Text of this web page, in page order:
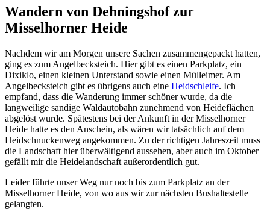
Wandern von Dehningshof zur
Misselhorner Heide
Nachdem wir am Morgen unsere Sachen zusammengepackt hatten,
ging es zum Angelbecksteich. Hier gibt es einen Parkplatz, ein
Dixiklo, einen kleinen Unterstand sowie einen Mülleimer. Am
Angelbecksteich gibt es übrigens auch eine Heidschleife. Ich
empfand, dass die Wanderung immer schöner wurde, da die
langweilige sandige Waldautobahn zunehmend von Heideflächen
abgelöst wurde. Spätestens bei der Ankunft in der Misselhorner
Heide hatte es den Anschein, als wären wir tatsächlich auf dem
Heidschnuckenweg angekommen. Zu der richtigen Jahreszeit muss
die Landschaft hier überwältigend aussehen, aber auch im Oktober
gefällt mir die Heidelandschaft außerordentlich gut.
Leider führte unser Weg nur noch bis zum Parkplatz an der
Misselhorner Heide, von wo aus wir zur nächsten Bushaltestelle
gelangten.